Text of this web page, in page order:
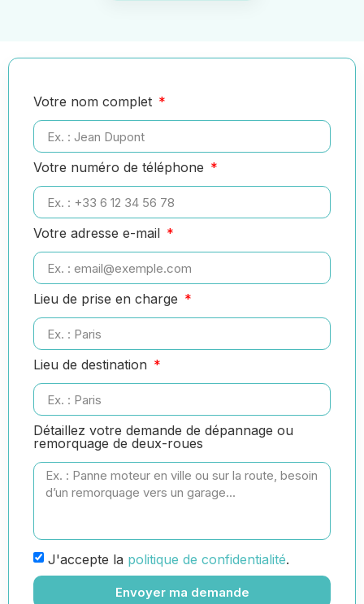
Votre nom complet
Votre numéro de téléphone
Votre adresse e-mail
Lieu de prise en charge
Lieu de destination
Détaillez votre demande de dépannage ou
remorquage de deux-roues
J'accepte la politique de confidentialité.
Envoyer ma demande